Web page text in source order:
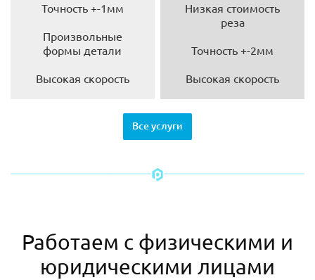
Точность +-1мм
Произвольные
формы детали
Высокая скорость
Низкая стоимость
реза
Точность +-2мм
Высокая скорость
Все услуги
Работаем с физическими и
юридическими лицами